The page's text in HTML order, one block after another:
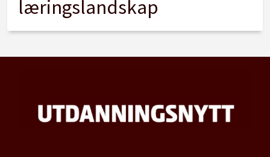
læringslandskap